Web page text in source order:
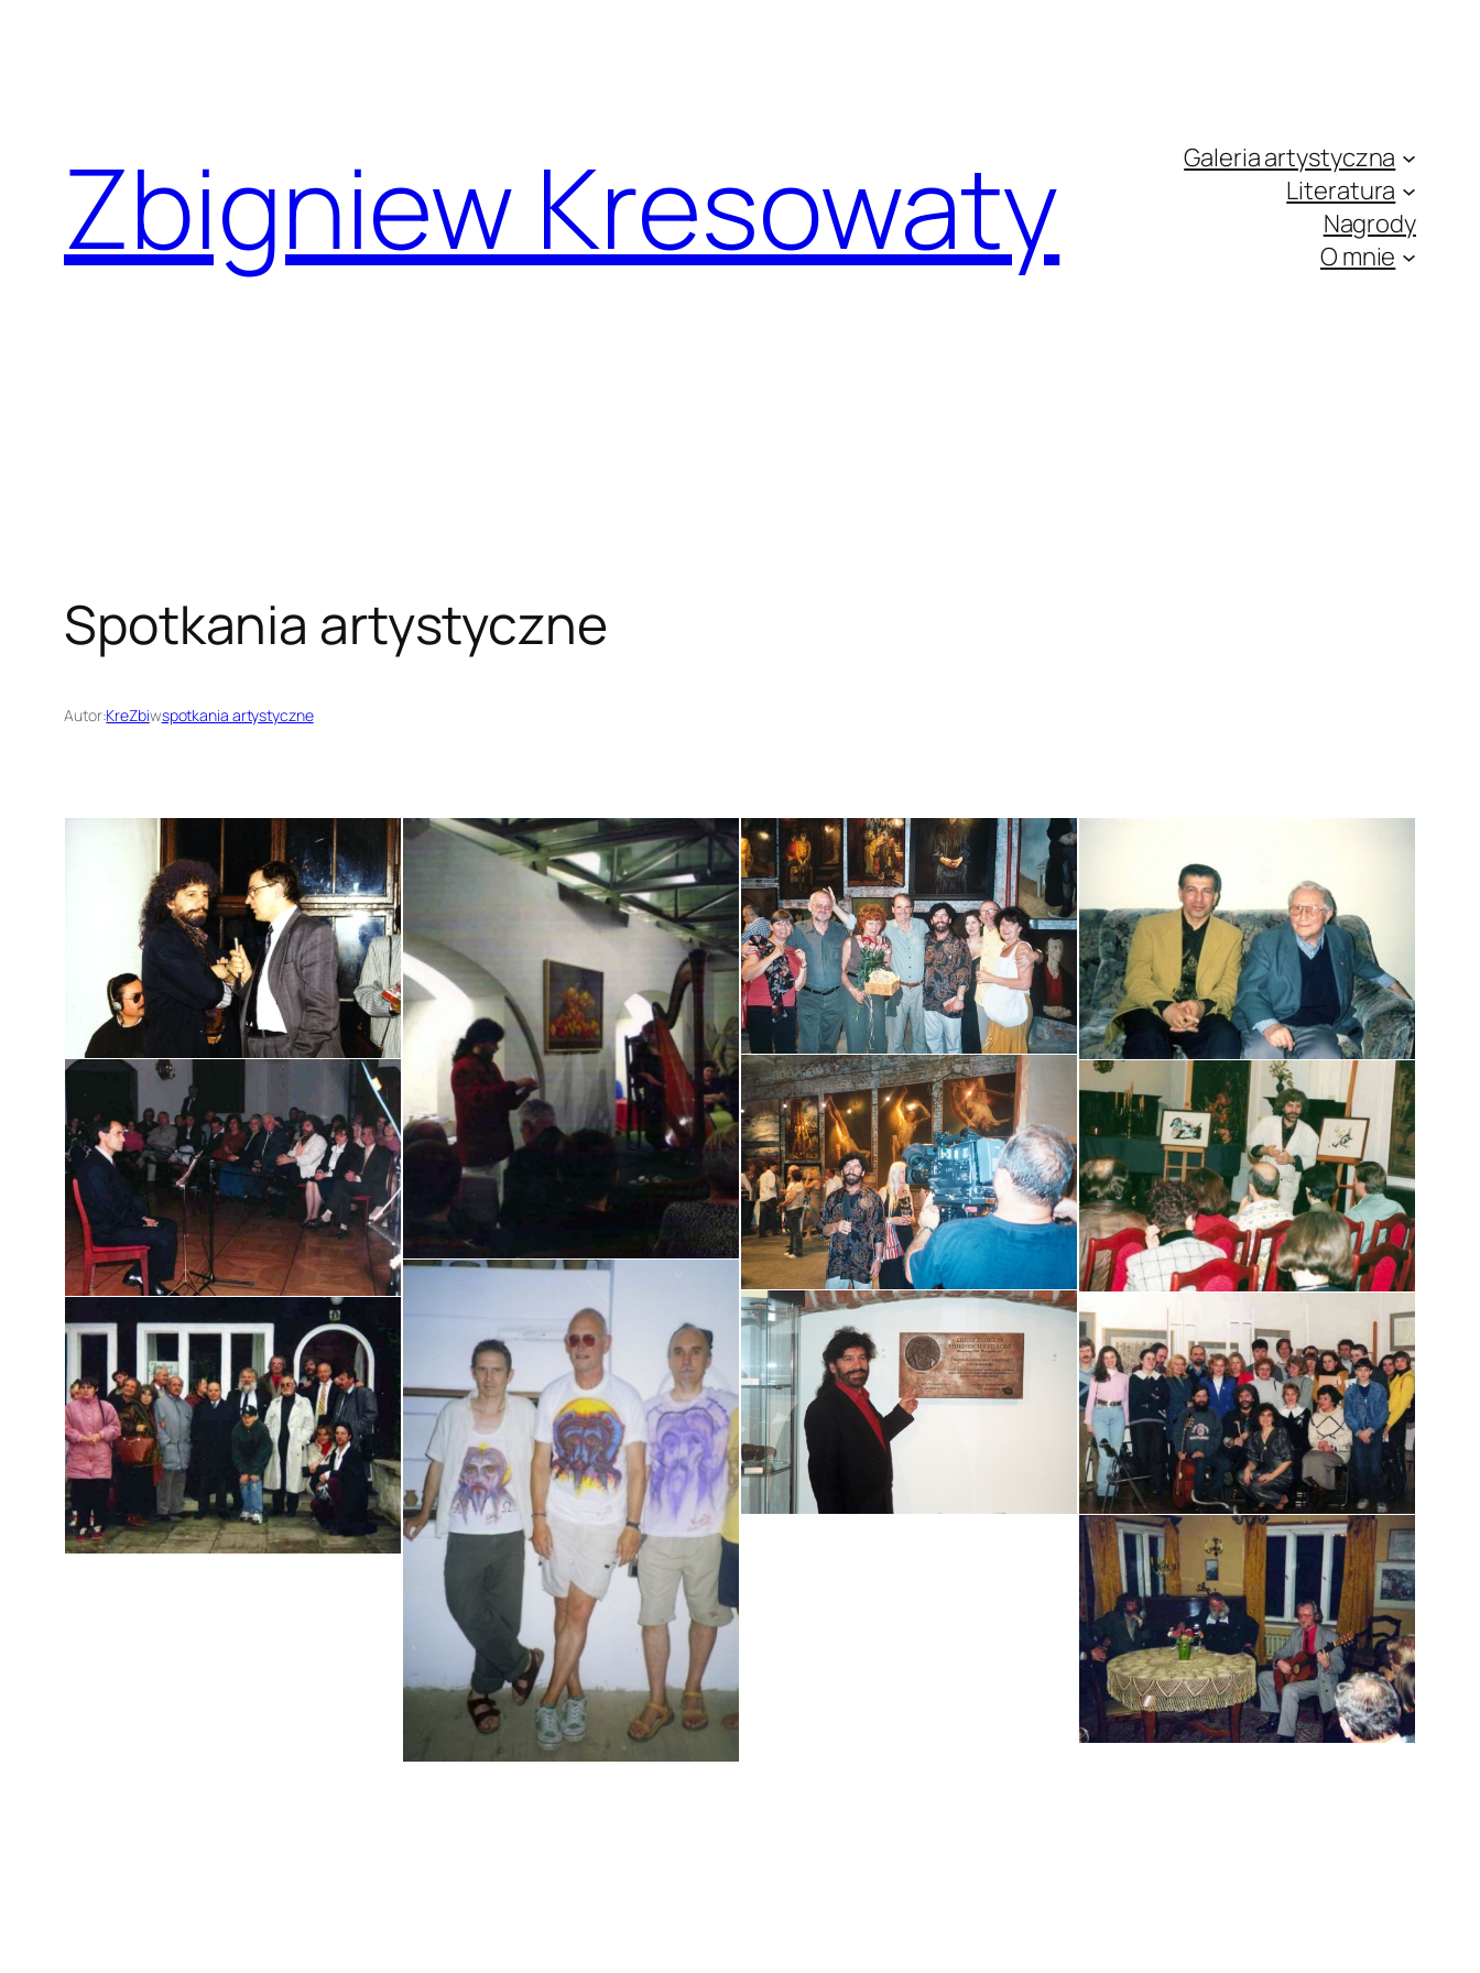
Zbigniew Kresowaty
Galeria artystyczna
Literatura
Nagrody
O mnie
Spotkania artystyczne
Autor:KreZbiwspotkania artystyczne